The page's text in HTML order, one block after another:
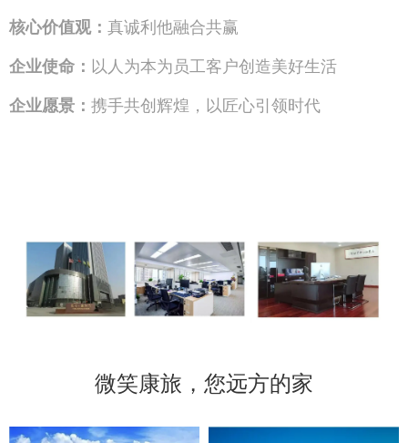
核心价值观： 真诚利他融合共赢
企业使命： 以人为本为员工客户创造美好生活
企业愿景： 携手共创辉煌，以匠心引领时代
微笑康旅，您远方的家